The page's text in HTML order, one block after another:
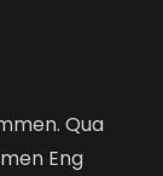
Qua
Eng